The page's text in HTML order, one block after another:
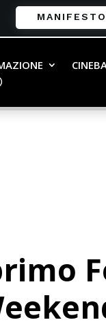
MANIFESTO